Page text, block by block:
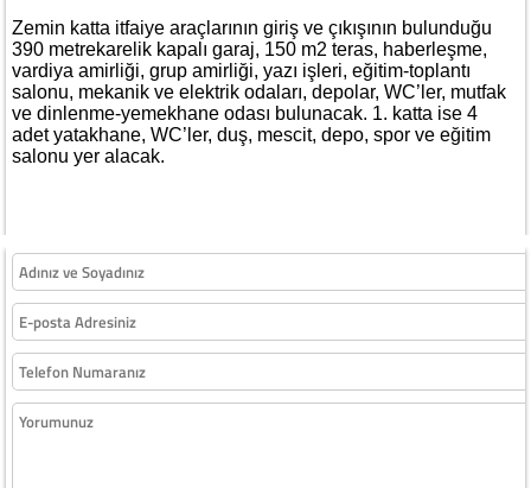
Zemin katta itfaiye araçlarının giriş ve çıkışının bulunduğu
390 metrekarelik kapalı garaj, 150 m2 teras, haberleşme,
vardiya amirliği, grup amirliği, yazı işleri, eğitim-toplantı
salonu, mekanik ve elektrik odaları, depolar, WC’ler, mutfak
ve dinlenme-yemekhane odası bulunacak. 1. katta ise 4
adet yatakhane, WC’ler, duş, mescit, depo, spor ve eğitim
salonu yer alacak.